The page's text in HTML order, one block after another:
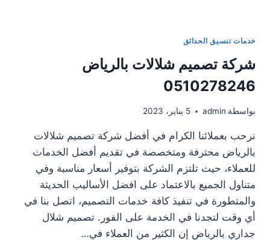
خدمات تنسيق الحدائق
شركة تصميم شلالات بالرياض
0510278246
بواسطة admin 5 يناير، 2023
نرحب بعملائنا الكرام في أفضل شركة تصميم شلالات
بالرياض محترفة ومتخصصة في تقديم أفضل الخدمات
للعملاء، حيث تلتزم الشركة بتوفير أسعار مناسبة وفي
متناول الجميع بالاعتماد على افضل الأساليب الحديثة
والمتطورة في تنفيذ كافة خدمات التصميم، اتصل بنا في
أي وقت لتجدنا في الخدمة على الفور. تصميم شلال
جداري بالرياض إن الكثير من العملاء في…